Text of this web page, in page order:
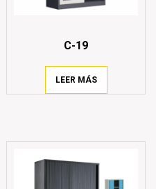
C-19
LEER MÁS